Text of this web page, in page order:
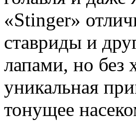
«Stinger»
ставриды и
лапами, но без
уникальная
тонущее